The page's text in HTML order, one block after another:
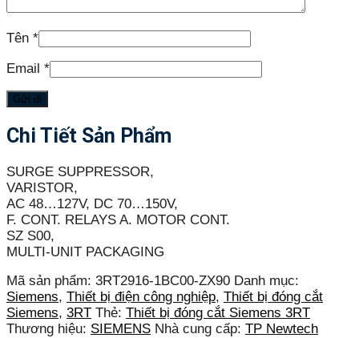
Tên *
Email *
Chi Tiết Sản Phẩm
SURGE SUPPRESSOR,
VARISTOR,
AC 48…127V, DC 70…150V,
F. CONT. RELAYS A. MOTOR CONT.
SZ S00,
MULTI-UNIT PACKAGING
Mã sản phẩm: 3RT2916-1BC00-ZX90 Danh mục:
Siemens, Thiết bị điện công nghiệp, Thiết bị đóng cắt
Siemens, 3RT Thẻ: Thiết bị đóng cắt Siemens 3RT
Thương hiệu: SIEMENS Nhà cung cấp: TP Newtech